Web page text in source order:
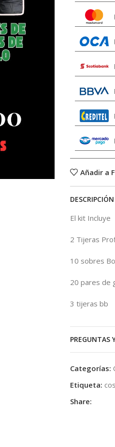
Añadir a
DESCRIPCIÓN
El kit Incluye
2 Tijeras
10 sobres
20 pares de
3 tijeras bb
PREGUNTAS
Categorías:
Etiqueta:
Share: